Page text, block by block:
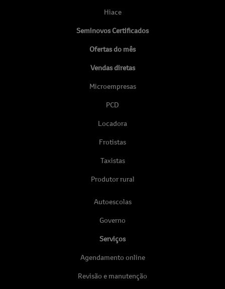
Hiace
Seminovos Certificados
Ofertas do mês
Vendas diretas
Microempresas
PCD
Locadora
Frotistas
Taxistas
Produtor rural
Autoescolas
Governo
Serviços
Agendamento online
Revisão e manutenção